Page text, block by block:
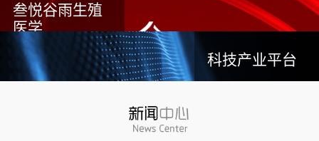
叁悦谷雨生殖
医学
科技产业平台